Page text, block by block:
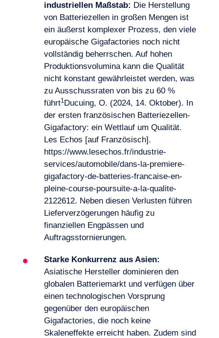
industriellen Maßstab: Die Herstellung
von Batteriezellen in großen Mengen ist
ein äußerst komplexer Prozess, den viele
europäische Gigafactories noch nicht
vollständig beherrschen. Auf hohen
Produktionsvolumina kann die Qualität
nicht konstant gewährleistet werden, was
zu Ausschussraten von bis zu 60 %
führt1Ducuing, O. (2024, 14. Oktober). In
der ersten französischen Batteriezellen-
Gigafactory: ein Wettlauf um Qualität.
Les Echos [auf Französisch].
https://www.lesechos.fr/industrie-
services/automobile/dans-la-premiere-
gigafactory-de-batteries-francaise-en-
pleine-course-poursuite-a-la-qualite-
2122612. Neben diesen Verlusten führen
Lieferverzögerungen häufig zu
finanziellen Engpässen und
Auftragsstornierungen.
Starke Konkurrenz aus Asien:
Asiatische Hersteller dominieren den
globalen Batteriemarkt und verfügen über
einen technologischen Vorsprung
gegenüber den europäischen
Gigafactories, die noch keine
Skaleneffekte erreicht haben. Zudem sind